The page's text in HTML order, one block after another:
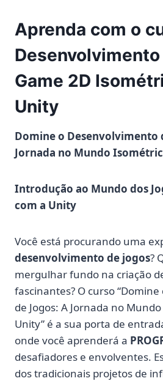
Aprenda com o
Game 2D
Unity
Domine o Desenvolvimento
Jornada no Mundo
Introdução ao Mundo dos
com a Unity
Você está procurando uma
desenvolvimento de jogos?
mergulhar fundo na criação
fascinantes? O curso
de Jogos: A Jornada no
Unity” é a sua porta de
onde você aprenderá a
desafiadores e envolventes.
dos tradicionais projetos de